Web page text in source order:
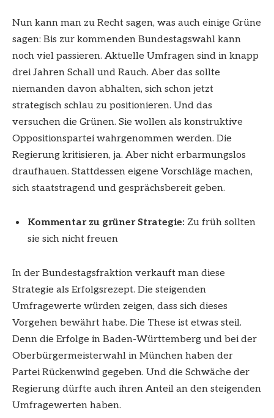
Nun kann man zu Recht sagen, was auch einige Grüne
sagen: Bis zur kommenden Bundestagswahl kann
noch viel passieren. Aktuelle Umfragen sind in knapp
drei Jahren Schall und Rauch. Aber das sollte
niemanden davon abhalten, sich schon jetzt
strategisch schlau zu positionieren. Und das
versuchen die Grünen. Sie wollen als konstruktive
Oppositionspartei wahrgenommen werden. Die
Regierung kritisieren, ja. Aber nicht erbarmungslos
draufhauen. Stattdessen eigene Vorschläge machen,
sich staatstragend und gesprächsbereit geben.
Kommentar zu grüner Strategie: Zu früh sollten
sie sich nicht freuen
In der Bundestagsfraktion verkauft man diese
Strategie als Erfolgsrezept. Die steigenden
Umfragewerte würden zeigen, dass sich dieses
Vorgehen bewährt habe. Die These ist etwas steil.
Denn die Erfolge in Baden-Württemberg und bei der
Oberbürgermeisterwahl in München haben der
Partei Rückenwind gegeben. Und die Schwäche der
Regierung dürfte auch ihren Anteil an den steigenden
Umfragewerten haben.